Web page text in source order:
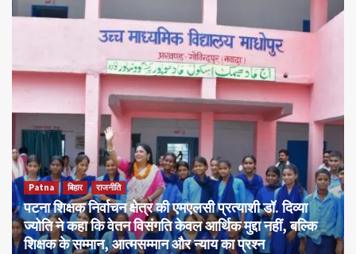
Patna बिहार राजनीति
पटना शिक्षक निर्वाचन क्षेत्र की एमएलसी प्रत्याशी डॉ. दिव्या
ज्योति ने कहा कि वेतन विसंगति केवल आर्थिक मुद्दा नहीं, बल्कि
शिक्षक के सम्मान, आत्मसम्मान और न्याय का प्रश्न